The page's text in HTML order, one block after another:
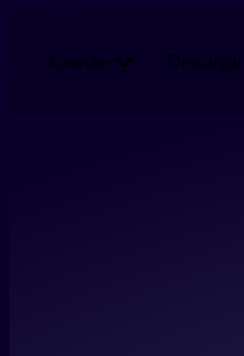
Aprender Descargar